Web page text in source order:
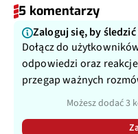
5 komentarzy
Zaloguj się, by
Dołącz do
odpowiedzi oraz
przegap ważnych
Możesz dodać 3